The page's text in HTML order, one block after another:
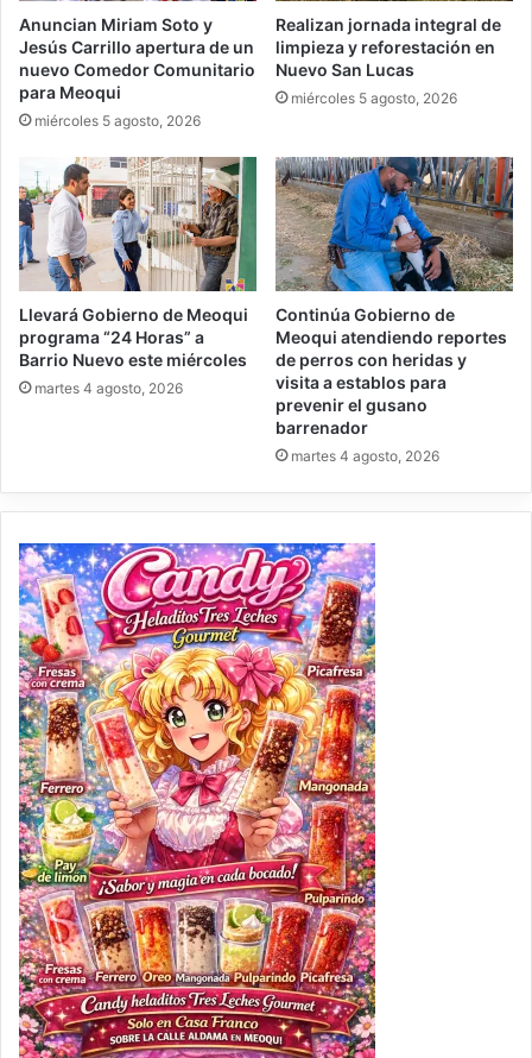
Anuncian Miriam Soto y
Jesús Carrillo apertura de un
nuevo Comedor Comunitario
para Meoqui
miércoles 5 agosto, 2026
Realizan jornada integral de
limpieza y reforestación en
Nuevo San Lucas
miércoles 5 agosto, 2026
Llevará Gobierno de Meoqui
programa “24 Horas” a
Barrio Nuevo este miércoles
martes 4 agosto, 2026
Continúa Gobierno de
Meoqui atendiendo reportes
de perros con heridas y
visita a establos para
prevenir el gusano
barrenador
martes 4 agosto, 2026